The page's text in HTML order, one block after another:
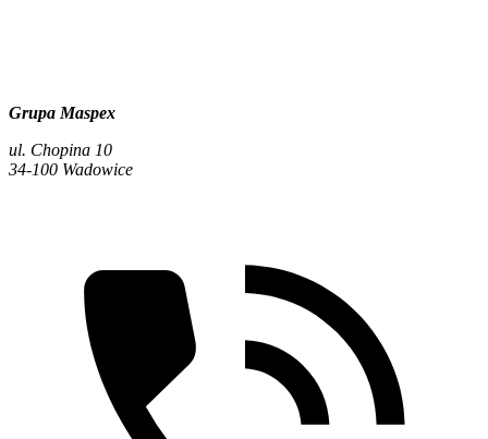
Grupa Maspex
ul. Chopina 10
34-100 Wadowice